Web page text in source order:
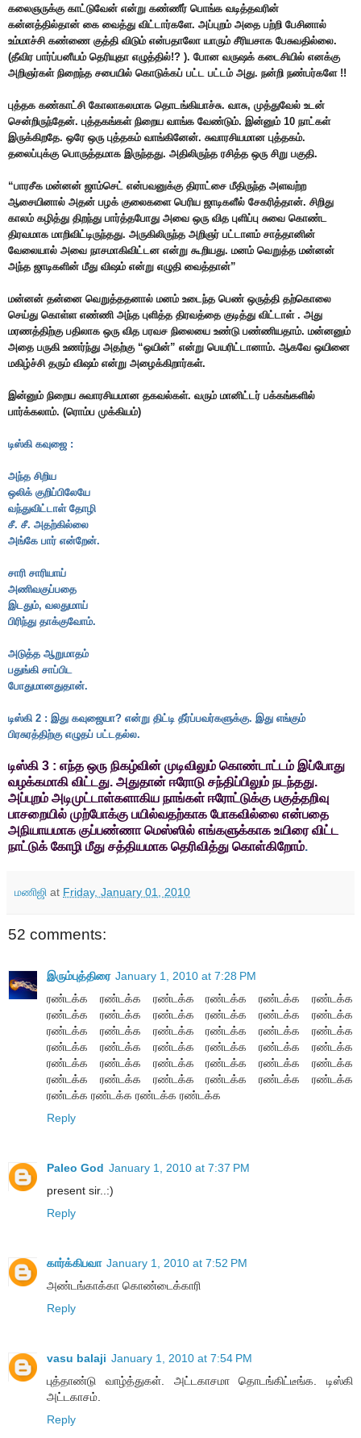
கலைஞருக்கு காட்டுவேன் என்று கண்ணீர் பொங்க வடித்தவரின்
கன்னத்தில்தான் கை வைத்து விட்டார்களே. அப்புறம் அதை பற்றி பேசினால்
உம்மாச்சி கண்ணை குத்தி விடும் என்பதாலோ யாரும் சீரியசாக பேசுவதில்லை.
(தீவிர பார்ப்பனீயம் தெரியுதா எழுத்தில்!? ). போன வருஷக் கடைசியில் எனக்கு
அறிஞர்கள் நிறைந்த சபையில் கொடுக்கப் பட்ட பட்டம் அது. நன்றி நண்பர்களே !!
புத்தக கண்காட்சி கோலாகலமாக தொடங்கியாச்சு. வாசு, முத்துவேல் உடன்
சென்றிருந்தேன். புத்தகங்கள் நிறைய வாங்க வேண்டும். இன்னும் 10 நாட்கள்
இருக்கிறதே. ஒரே ஒரு புத்தகம் வாங்கினேன். சுவாரசியமான புத்தகம்.
தலைப்புக்கு பொருத்தமாக இருந்தது. அதிலிருந்த ரசித்த ஒரு சிறு பகுதி.
“பாரசீக மன்னன் ஜாம்செட் என்பவனுக்கு திராட்சை மீதிருந்த அளவற்ற
ஆசையினால் அதன் பழக் குலைகளை பெரிய ஜாடிகளீல் சேகரித்தான். சிறிது
காலம் கழித்து திறந்து பார்த்தபோது அவை ஒரு வித புளிப்பு சுவை கொண்ட
திரவமாக மாறிவிட்டிருந்தது. அருகிலிருந்த அறிஞர் பட்டாளம் சாத்தானின்
வேலையால் அவை நாசமாகிவிட்டன என்று கூறியது. மனம் வெறுத்த மன்னன்
அந்த ஜாடிகளின் மீது விஷம் என்று எழுதி வைத்தான்”
மன்னன் தன்னை வெறுத்ததனால் மனம் உடைந்த பெண் ஒருத்தி தற்கொலை
செய்து கொள்ள எண்ணி அந்த புளித்த திரவத்தை குடித்து விட்டாள் . அது
மரணத்திற்கு பதிலாக ஒரு வித பரவச நிலையை உண்டு பண்ணியதாம். மன்னனும்
அதை பருகி உணர்ந்து அதற்கு “ஒயின்” என்று பெயரிட்டானாம். ஆகவே ஒயினை
மகிழ்ச்சி தரும் விஷம் என்று அழைக்கிறார்கள்.
இன்னும் நிறைய சுவாரசியமான தகவல்கள். வரும் மானிட்டர் பக்கங்களில்
பார்க்கலாம். (ரொம்ப முக்கியம்)
டிஸ்கி கவுஜை :
அந்த சிறிய
ஒலிக் குறிப்பிலேயே
வந்துவிட்டாள் தோழி
சீ. சீ. அதற்கில்லை
அங்கே பார் என்றேன்.
சாரி சாரியாய்
அணிவகுப்பதை
இடதும், வலதுமாய்
பிரிந்து தாக்குவோம்.
அடுத்த ஆறுமாதம்
பதுங்கி சாப்பிட
போதுமானதுதான்.
டிஸ்கி 2 : இது கவுஜையா? என்று திட்டி தீர்ப்பவர்களுக்கு. இது எங்கும்
பிரசுரத்திற்கு எழுதப் பட்டதல்ல.
டிஸ்கி 3 : எந்த ஒரு நிகழ்வின் முடிவிலும் கொண்டாட்டம் இப்போது
வழக்கமாகி விட்டது. அதுதான் ஈரோடு சந்திப்பிலும் நடந்தது.
அப்புறம் அடிமுட்டாள்களாகிய நாங்கள் ஈரோட்டுக்கு பகுத்தறிவு
பாசறையில் முற்போக்கு பயில்வதற்காக போகவில்லை என்பதை
அநியாயமாக குப்பண்ணா மெஸ்ஸில் எங்களுக்காக உயிரை விட்ட
நாட்டுக் கோழி மீது சத்தியமாக தெரிவித்து கொள்கிறோம்.
மணிஜி at Friday, January 01, 2010
52 comments:
இரும்புத்திரை January 1, 2010 at 7:28 PM
ரண்டக்க ரண்டக்க ரண்டக்க ரண்டக்க ரண்டக்க ரண்டக்க
ரண்டக்க ரண்டக்க ரண்டக்க ரண்டக்க ரண்டக்க ரண்டக்க
ரண்டக்க ரண்டக்க ரண்டக்க ரண்டக்க ரண்டக்க ரண்டக்க
ரண்டக்க ரண்டக்க ரண்டக்க ரண்டக்க ரண்டக்க ரண்டக்க
ரண்டக்க ரண்டக்க ரண்டக்க ரண்டக்க ரண்டக்க ரண்டக்க
ரண்டக்க ரண்டக்க ரண்டக்க ரண்டக்க ரண்டக்க ரண்டக்க
ரண்டக்க ரண்டக்க ரண்டக்க ரண்டக்க
Reply
Paleo God January 1, 2010 at 7:37 PM
present sir..:)
Reply
கார்க்கிபவா January 1, 2010 at 7:52 PM
அண்டங்காக்கா கொண்டைக்காரி
Reply
vasu balaji January 1, 2010 at 7:54 PM
புத்தாண்டு வாழ்த்துகள். அட்டகாசமா தொடங்கிட்டீங்க. டிஸ்கி
அட்டகாசம்.
Reply